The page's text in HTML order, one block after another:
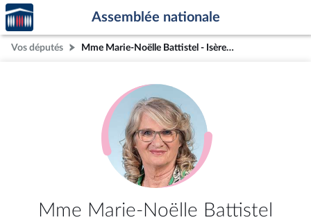
Aller au contenu
Aller en bas de la page
Accèder
à la
page
d'accueil
Assemblée nationale
Vos députés Mme Marie-Noëlle Battistel - Isère (4e circonscription)
Mme Marie-Noëlle Battistel